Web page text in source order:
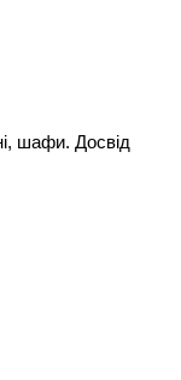
шафи. Досвід